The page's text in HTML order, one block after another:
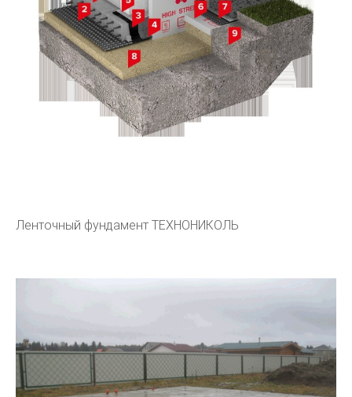
Ленточный фундамент ТЕХНОНИКОЛЬ